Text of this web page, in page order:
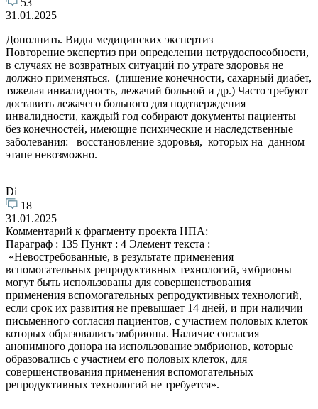
31.01.2025
Дополнить. Виды медицинских экспертиз
Повторение экспертиз при определении нетрудоспособности,
в случаях не возвратных ситуаций по утрате здоровья не
должно применяться. (лишение конечности, сахарный диабет,
тяжелая инвалидность, лежачий больной и др.) Часто требуют
доставить лежачего больного для подтверждения
инвалидности, каждый год собирают документы пациенты
без конечностей, имеющие психические и наследственные
заболевания: восстановление здоровья, которых на данном
этапе невозможно.
Di
18
31.01.2025
Комментарий к фрагменту проекта НПА:
Параграф : 135 Пункт : 4 Элемент текста :
«Невостребованные, в результате применения
вспомогательных репродуктивных технологий, эмбрионы
могут быть использованы для совершенствования
применения вспомогательных репродуктивных технологий,
если срок их развития не превышает 14 дней, и при наличии
письменного согласия пациентов, с участием половых клеток
которых образовались эмбрионы. Наличие согласия
анонимного донора на использование эмбрионов, которые
образовались с участием его половых клеток, для
совершенствования применения вспомогательных
репродуктивных технологий не требуется».